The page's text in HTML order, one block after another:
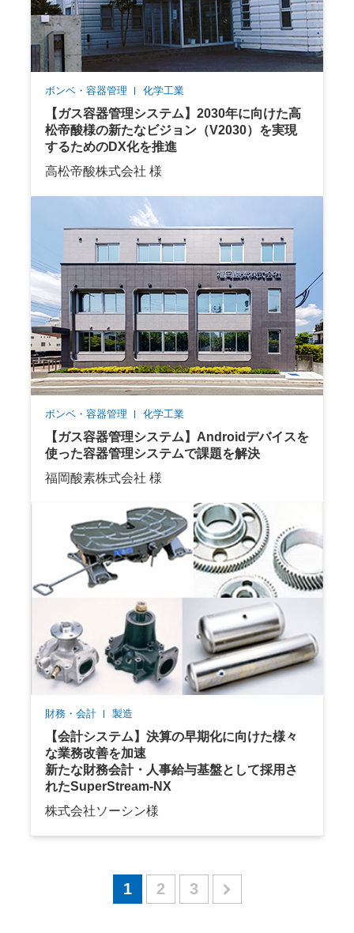
ボンベ・容器管理 化学工業
【ガス容器管理システム】2030年に向けた高
松帝酸様の新たなビジョン（V2030）を実現
するためのDX化を推進
高松帝酸株式会社 様
ボンベ・容器管理 化学工業
【ガス容器管理システム】Androidデバイスを
使った容器管理システムで課題を解決
福岡酸素株式会社 様
財務・会計 製造
【会計システム】決算の早期化に向けた様々
な業務改善を加速
新たな財務会計・人事給与基盤として採用さ
れたSuperStream-NX
株式会社ソーシン様
1 2 3